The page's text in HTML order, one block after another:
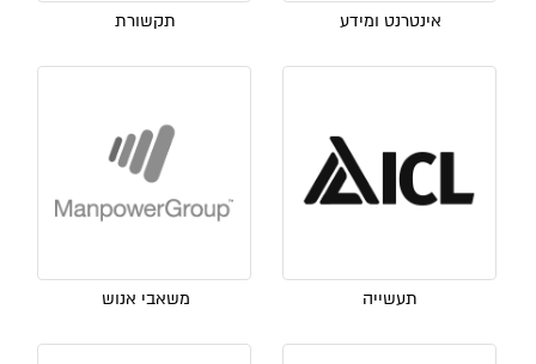
אינטרנט ומידע תקשורת
תעשייה משאבי אנוש